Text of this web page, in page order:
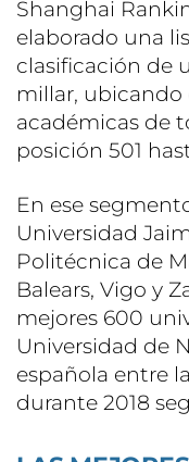
Shanghai
elaborado una
clasificación de
millar,
académicas de
posición 501
En ese
Universidad
Politécnica de
Balears, Vigo y
mejores 600
Universidad de
española entre
durante 2018